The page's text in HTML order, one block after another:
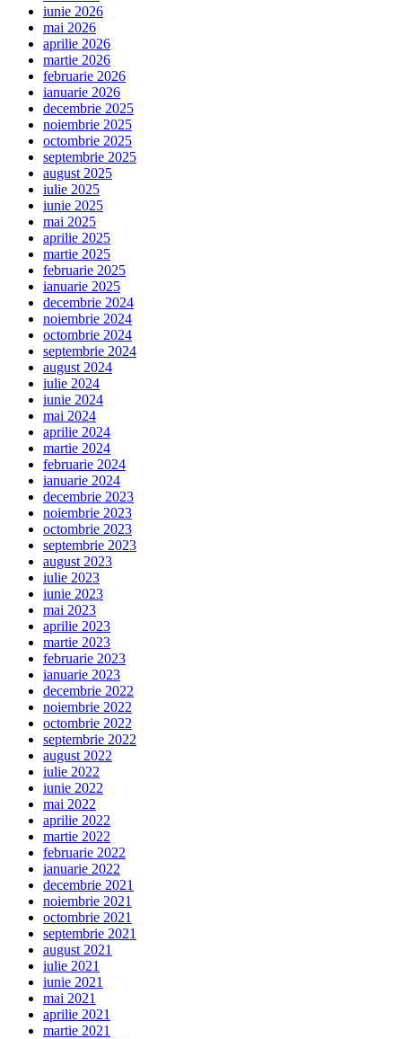
iunie 2026
mai 2026
aprilie 2026
martie 2026
februarie 2026
ianuarie 2026
decembrie 2025
noiembrie 2025
octombrie 2025
septembrie 2025
august 2025
iulie 2025
iunie 2025
mai 2025
aprilie 2025
martie 2025
februarie 2025
ianuarie 2025
decembrie 2024
noiembrie 2024
octombrie 2024
septembrie 2024
august 2024
iulie 2024
iunie 2024
mai 2024
aprilie 2024
martie 2024
februarie 2024
ianuarie 2024
decembrie 2023
noiembrie 2023
octombrie 2023
septembrie 2023
august 2023
iulie 2023
iunie 2023
mai 2023
aprilie 2023
martie 2023
februarie 2023
ianuarie 2023
decembrie 2022
noiembrie 2022
octombrie 2022
septembrie 2022
august 2022
iulie 2022
iunie 2022
mai 2022
aprilie 2022
martie 2022
februarie 2022
ianuarie 2022
decembrie 2021
noiembrie 2021
octombrie 2021
septembrie 2021
august 2021
iulie 2021
iunie 2021
mai 2021
aprilie 2021
martie 2021